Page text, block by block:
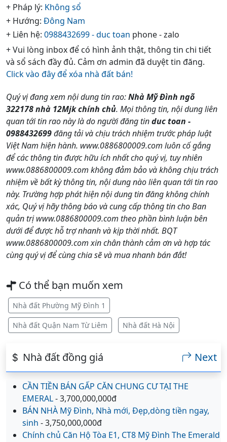
+ Pháp lý: Không sổ
+ Hướng: Đông Nam
+ Liên hệ: 0988432699 - duc toan phone - zalo
+ Vui lòng inbox để có hình ảnh thật, thông tin chi tiết
và sổ sách đầy đủ. Cảm ơn admin đã duyệt tin đăng.
Click vào đây để xóa nhà đất bán!
Quý vị đang xem nội dung tin rao:Nhà Mỹ Đình ngõ
322178 nhà 12Mjk chính chủ. Mọi thông tin, nội dung liên
quan tới tin rao này là do người đăng tinduc toan -
0988432699đăng tải và chịu trách nhiệm trước pháp luật
Việt Nam hiện hành. www.0886800009.com luôn cố gắng
để các thông tin được hữu ích nhất cho quý vị, tuy nhiên
www.0886800009.com không đảm bảo và không chịu trách
nhiệm về bất kỳ thông tin, nội dung nào liên quan tới tin rao
này. Trường hợp phát hiện nội dung tin đăng không chính
xác, Quý vị hãy thông báo và cung cấp thông tin cho Ban
quản trị www.0886800009.com theo phần bình luận bên
dưới để được hỗ trợ nhanh và kịp thời nhất. BQT
www.0886800009.com xin chân thành cảm ơn và hợp tác
cùng quý vị để cùng chia sẽ và mua nhanh bán đắt!
Có thể bạn muốn xem
Nhà đất Phường Mỹ Đình 1
Nhà đất Quận Nam Từ Liêm Nhà đất Hà Nội
Nhà đất đồng giá Next
CẦN TIỀN BÁN GẤP CĂN CHUNG CƯ TẠI THE
EMERAL- 3,700,000,000đ
BÁN NHÀ Mỹ Đình, Nhà mới, Đẹp,dòng tiền ngay,
sinh - 3,750,000,000đ
Chính chủ Căn Hộ Tòa E1, CT8 Mỹ Đình The Emerald